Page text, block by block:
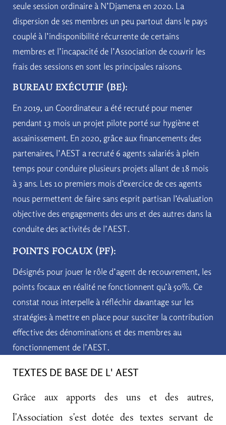
seule session ordinaire à N’Djamena en 2020. La
dispersion de ses membres un peu partout dans le pays
couplé à l’indisponibilité récurrente de certains
membres et l’incapacité de l’Association de couvrir les
frais des sessions en sont les principales raisons.
BUREAU EXÉCUTIF (BE):
En 2019, un Coordinateur a été recruté pour mener
pendant 13 mois un projet pilote porté sur hygiène et
assainissement. En 2020, grâce aux financements des
partenaires, l’AEST a recruté 6 agents salariés à plein
temps pour conduire plusieurs projets allant de 18 mois
à 3 ans. Les 10 premiers mois d’exercice de ces agents
nous permettent de faire sans esprit partisan l’évaluation
objective des engagements des uns et des autres dans la
conduite des activités de l’AEST.
POINTS FOCAUX (PF):
Désignés pour jouer le rôle d’agent de recouvrement, les
points focaux en réalité ne fonctionnent qu’à 50%. Ce
constat nous interpelle à réfléchir davantage sur les
stratégies à mettre en place pour susciter la contribution
effective des dénominations et des membres au
fonctionnement de l’AEST.
TEXTES DE BASE DE L' AEST
Grâce aux apports des uns et des autres,
l’Association s’est dotée des textes servant de